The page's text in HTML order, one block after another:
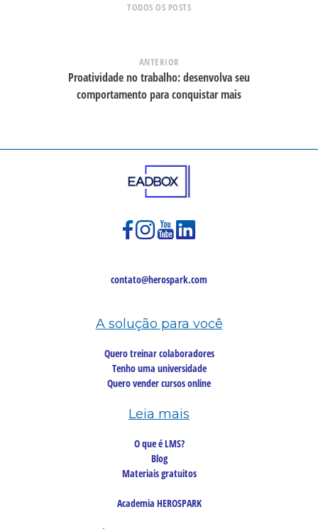
TODOS OS POSTS
ANTERIOR
Proatividade no trabalho: desenvolva seu
comportamento para conquistar mais
contato@herospark.com
A solução para você
Quero treinar colaboradores
Tenho uma universidade
Quero vender cursos online
Leia mais
O que é LMS?
Blog
Materiais gratuitos
Academia HEROSPARK